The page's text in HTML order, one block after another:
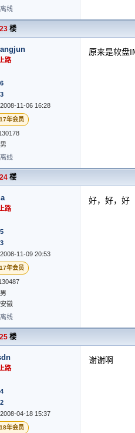
离线
楼
路
6
3
11-06 16:28
17年会员
离线
原来是软盘
楼
路
5
3
11-09 20:53
17年会员
徽
离线
好，好，好
楼
路
4
2
04-18 15:37
18年会员
谢谢啊